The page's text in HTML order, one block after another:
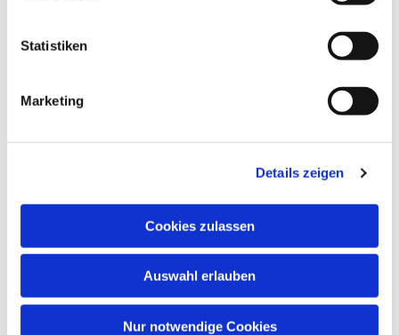
Statistiken
Marketing
Details zeigen
Cookies zulassen
Auswahl erlauben
Nur notwendige Cookies
Dies könnte Sie auch
interessieren